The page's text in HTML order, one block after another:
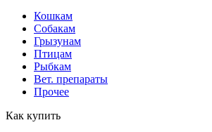
Кошкам
Собакам
Грызунам
Птицам
Рыбкам
Вет. препараты
Прочее
Как купить